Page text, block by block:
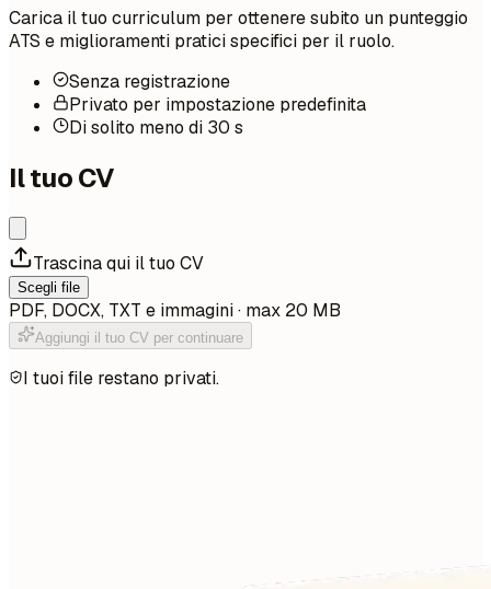
Carica il tuo curriculum per ottenere subito un punteggio
ATS e miglioramenti pratici specifici per il ruolo.
Senza registrazione
Privato per impostazione predefinita
Di solito meno di 30 s
Il tuo CV
Trascina qui il tuo CV
Scegli file
PDF, DOCX, TXT e immagini · max 20 MB
Aggiungi il tuo CV per continuare
I tuoi file restano privati.